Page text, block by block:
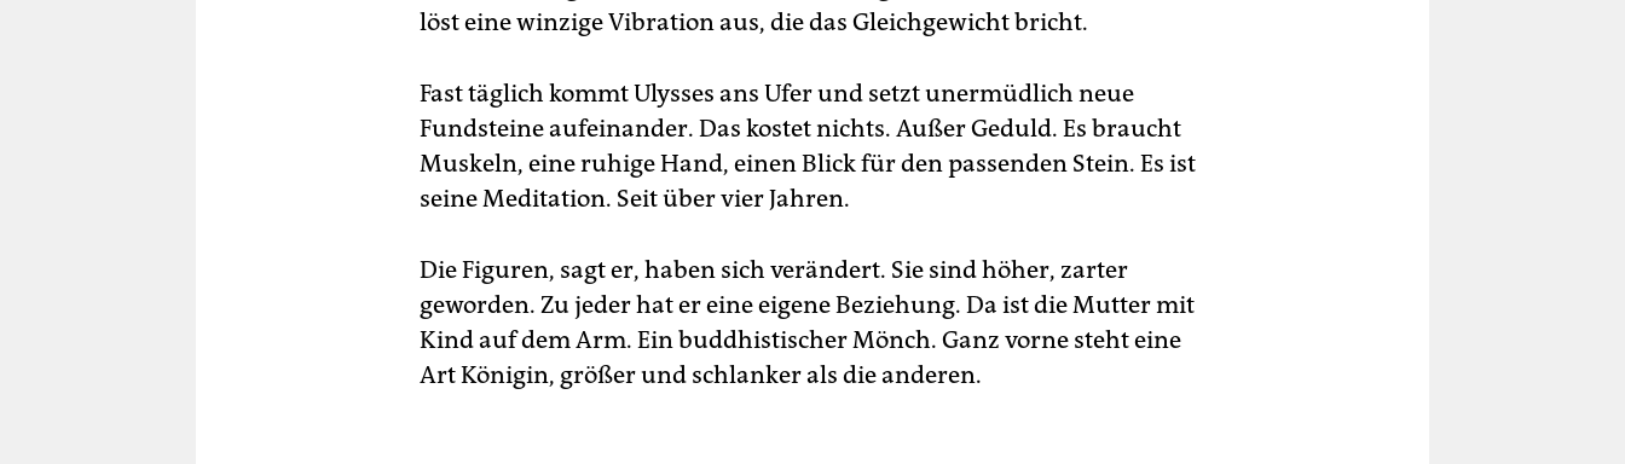
löst eine winzige Vibration aus, die das Gleichgewicht bricht.
Fast täglich kommt Ulysses ans Ufer und setzt unermüdlich neue
Fundsteine aufeinander. Das kostet nichts. Außer Geduld. Es braucht
Muskeln, eine ruhige Hand, einen Blick für den passenden Stein. Es ist
seine Meditation. Seit über vier Jahren.
Die Figuren, sagt er, haben sich verändert. Sie sind höher, zarter
geworden. Zu jeder hat er eine eigene Beziehung. Da ist die Mutter mit
Kind auf dem Arm. Ein buddhistischer Mönch. Ganz vorne steht eine
Art Königin, größer und schlanker als die anderen.